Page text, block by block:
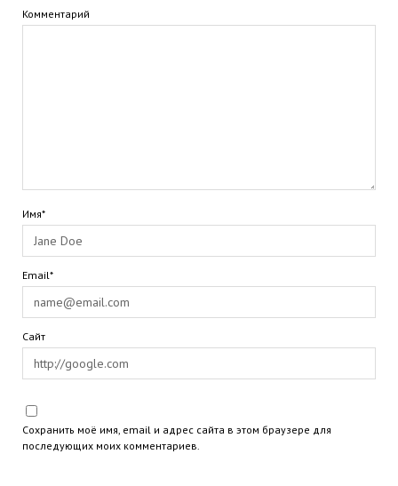
Комментарий
Имя*
Email*
Сайт
Сохранить моё имя, email и адрес сайта в этом браузере для
последующих моих комментариев.